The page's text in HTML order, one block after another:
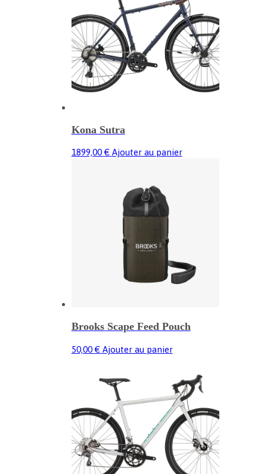
Kona Sutra
1899,00 € Ajouter au panier
Brooks Scape Feed Pouch
50,00 € Ajouter au panier